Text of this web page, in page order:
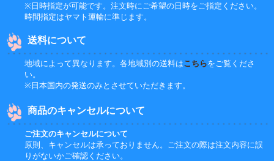
※日時指定が可能です。注文時にご希望の日時をご指定ください。
時間指定はヤマト運輸に準じます。
送料について
地域によって異なります。各地域別の送料はこちらをご覧くださ
い。
※日本国内の発送のみとさせていただきます。
商品のキャンセルについて
ご注文のキャンセルについて
原則、キャンセルは承っておりません。ご注文の際は注文内容に誤
りがないかご確認ください。